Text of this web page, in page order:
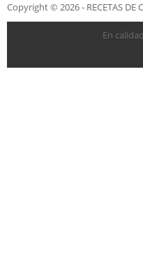
Copyright © 2026 - RECETAS DE
En